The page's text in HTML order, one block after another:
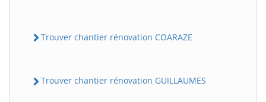
Trouver chantier rénovation COARAZE
Trouver chantier rénovation GUILLAUMES